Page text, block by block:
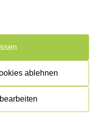
& Versand
&
ablehnen